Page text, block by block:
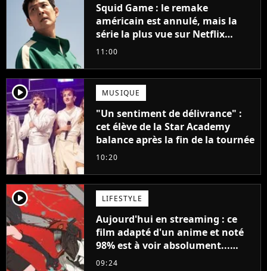
Squid Game : le remake
américain est annulé, mais la
série la plus vue sur Netflix
pourrait avoir une version
11:00
player2 MUSIQUE
"Un sentiment de délivrance" :
cet élève de la Star Academy
balance après la fin de la tournée
10:20
player2 LIFESTYLE
Aujourd'hui en streaming : ce
film adapté d'un anime et noté
98% est à voir absolument...
sinon vous ne comprendrez plus
09:24